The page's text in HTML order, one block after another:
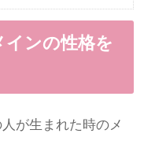
が生まれた時のメ